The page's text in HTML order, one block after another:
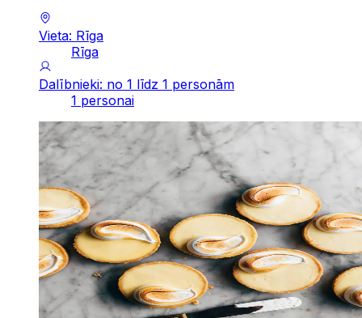
Vieta: Rīga
Rīga
Dalībnieki: no 1 līdz 1 personām
1 personai